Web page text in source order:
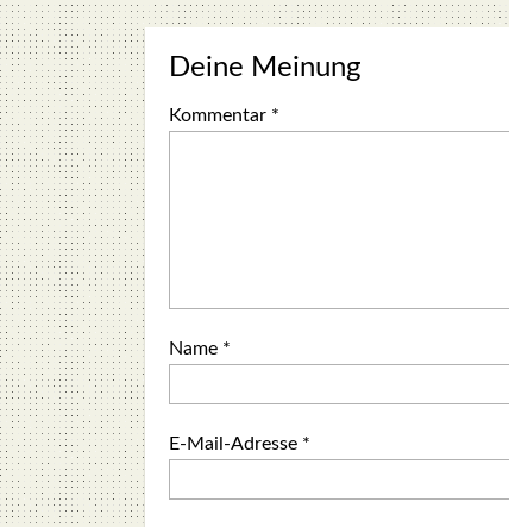
Deine Meinung
Kommentar *
Name *
E-Mail-Adresse *